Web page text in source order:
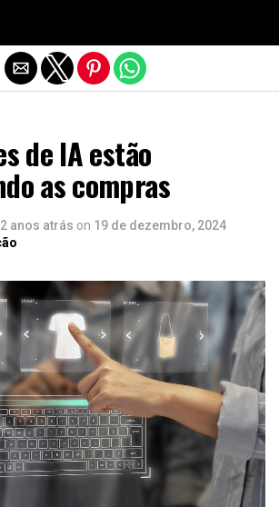
de IA estão
as compras
2 anos atrás on 19 de dezembro, 2024